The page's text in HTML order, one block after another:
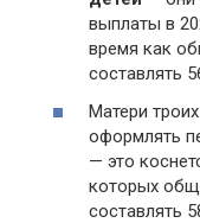
выплаты в
время как
составлять
Матери
оформлять
— это
которых
составлять